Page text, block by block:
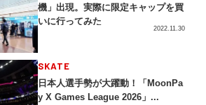
機」出現。実際に限定キャップを買
いに行ってみた
2022.11.30
SKATE
日本人選手勢が大躍動！「MoonPa
y X Games League 2026」...